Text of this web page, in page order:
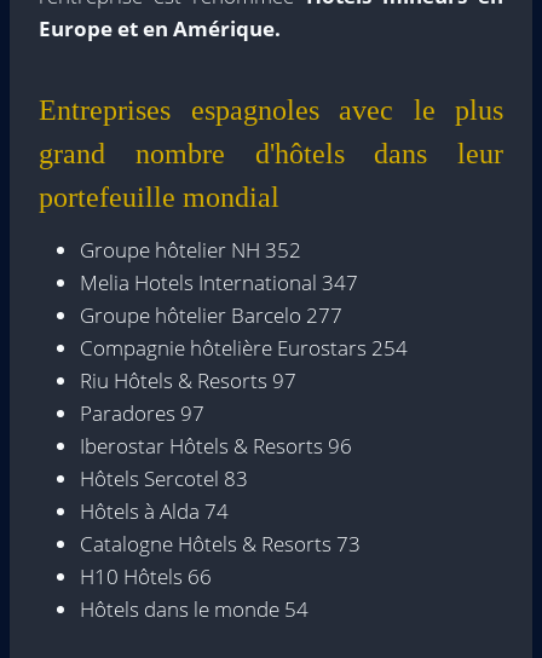
Europe et en Amérique.
Entreprises espagnoles avec le plus
grand nombre d'hôtels dans leur
portefeuille mondial
Groupe hôtelier NH 352
Melia Hotels International 347
Groupe hôtelier Barcelo 277
Compagnie hôtelière Eurostars 254
Riu Hôtels & Resorts 97
Paradores 97
Iberostar Hôtels & Resorts 96
Hôtels Sercotel 83
Hôtels à Alda 74
Catalogne Hôtels & Resorts 73
H10 Hôtels 66
Hôtels dans le monde 54